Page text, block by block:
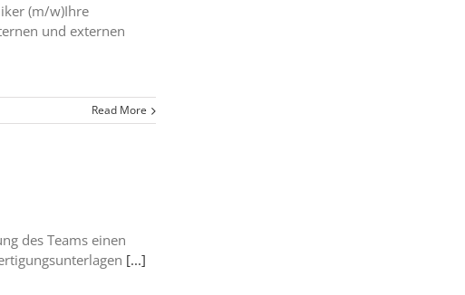
(m/w)Ihre
und externen
Read More
des Teams einen
[...]